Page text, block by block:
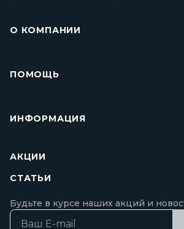
О КОМПАНИИ
ПОМОЩЬ
ИНФОРМАЦИЯ
АКЦИИ
СТАТЬИ
Будьте в курсе наших акций и